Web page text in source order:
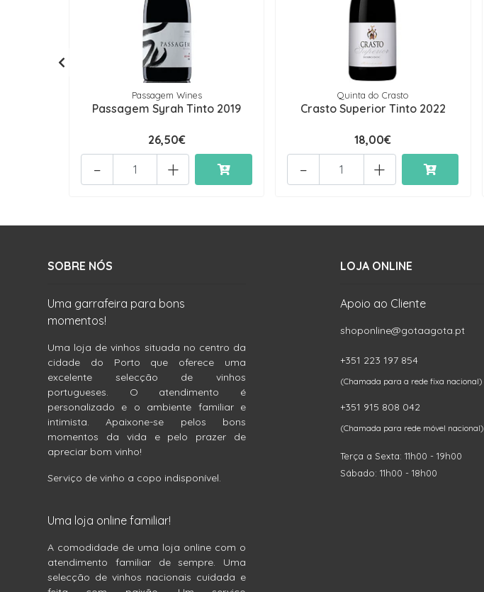
Passagem Wines
Passagem Syrah Tinto 2019
26,50€
+
-
Quinta do Crasto
Crasto Superior Tinto 2022
18,00€
+
-
SOBRE NÓS
Uma garrafeira para bons
momentos!
Uma loja de vinhos situada no centro da
cidade do Porto que oferece uma
excelente selecção de vinhos
portugueses. O atendimento é
personalizado e o ambiente familiar e
intimista. Apaixone-se pelos bons
momentos da vida e pelo prazer de
apreciar bom vinho!
Serviço de vinho a copo indisponível.
Uma loja online familiar!
A comodidade de uma loja online com o
atendimento familiar de sempre. Uma
selecção de vinhos nacionais cuidada e
LOJA ONLINE
Apoio ao Cliente
shoponline@gotaagota.pt
+351 223 197 854
(Chamada para a rede fixa nacional)
+351 915 808 042
(Chamada para rede móvel nacional)
Terça a Sexta: 11h00 - 19h00
Sábado: 11h00 - 18h00